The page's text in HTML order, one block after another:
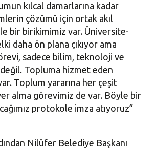
kılcal damarlarına kadar
çözümü için ortak akıl
bir birikimimiz var. Üniversite-
daha ön plana çıkıyor ama
sadece bilim, teknoloji ve
Topluma hizmet eden
Toplum yararına her çeşit
alma görevimiz de var. Böyle bir
protokole imza atıyoruz”
Nilüfer Belediye Başkanı